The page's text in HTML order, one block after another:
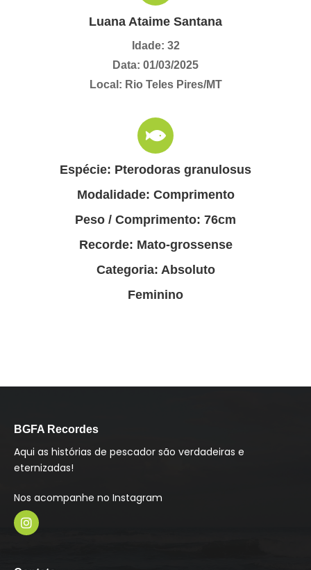
Luana Ataime Santana
Idade: 32
Data: 01/03/2025
Local: Rio Teles Pires/MT
Espécie: Pterodoras granulosus
Modalidade: Comprimento
Peso / Comprimento: 76cm
Recorde: Mato-grossense
Categoria: Absoluto
Feminino
BGFA Recordes
Aqui as histórias de pescador são verdadeiras e
eternizadas!
Nos acompanhe no Instagram